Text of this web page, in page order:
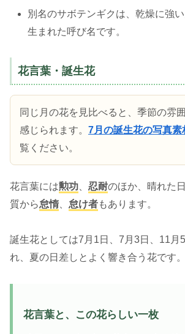
別名のサボテンギクは、乾燥に強
生まれた呼び名です。
花言葉・誕生花
同じ月の花を見比べると、季節の雰
感じられます。 7月の誕生花の写真素
覧ください。
花言葉には勲功、 忍耐のほか、晴れた
質から怠惰、 怠け者もあります。
誕生花としては7月1日、7月3日、11月
れ、夏の日差しとよく響き合う花です。
花言葉と、この花らしい一枚